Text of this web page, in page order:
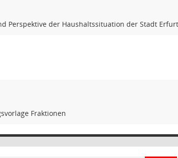
Perspektive der Haushaltssituation der Stadt Erfurt
Fraktionen